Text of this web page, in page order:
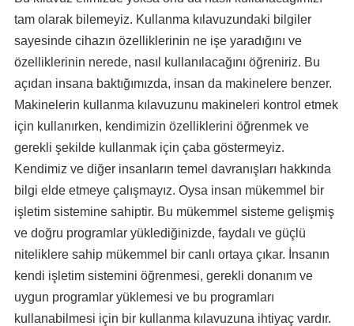
tam olarak bilemeyiz. Kullanma kılavuzundaki bilgiler
sayesinde cihazın özelliklerinin ne işe yaradığını ve
özelliklerinin nerede, nasıl kullanılacağını öğreniriz. Bu
açıdan insana baktığımızda, insan da makinelere benzer.
Makinelerin kullanma kılavuzunu makineleri kontrol etmek
için kullanırken, kendimizin özelliklerini öğrenmek ve
gerekli şekilde kullanmak için çaba göstermeyiz.
Kendimiz ve diğer insanların temel davranışları hakkında
bilgi elde etmeye çalışmayız. Oysa insan mükemmel bir
işletim sistemine sahiptir. Bu mükemmel sisteme gelişmiş
ve doğru programlar yüklediğinizde, faydalı ve güçlü
niteliklere sahip mükemmel bir canlı ortaya çıkar. İnsanın
kendi işletim sistemini öğrenmesi, gerekli donanım ve
uygun programlar yüklemesi ve bu programları
kullanabilmesi için bir kullanma kılavuzuna ihtiyaç vardır.